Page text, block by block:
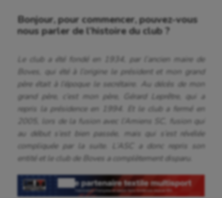
Bonjour, pour commencer, pouvez-vous
nous parler de l’histoire du club ?
Le club a été fondé en 1934, par l’ancien maire de
Boves, qui été à l’origine le président et mon grand
père était à l’époque le secrétaire. Au décès de mon
grand père, c’est mon père, Gérard Leprêtre, qui a
repris la présidence en 1994. Et le club a fermé en
2005, lors de la fusion avec l’Amiens SC, fusion qui
au début s’est bien passée, mais qui s’est révélée
compliquée par la suite. L’ASC a donc repris son
entité et le club de Boves a complètement disparu.